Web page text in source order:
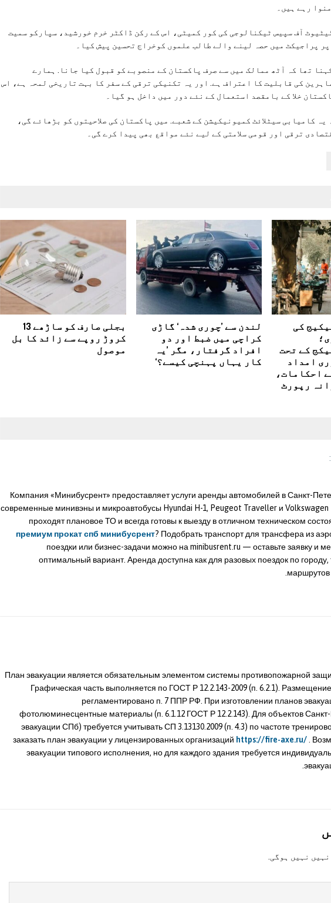
رہے ہیں۔
آف سپیس ٹیکنالوجی کی کور کمیٹی، اس کے رکن ڈاکٹر خرم خورشید، سپارکو سمیت
پراجیکٹ میں حصہ لینے والے طالب علموں کوخراج تحسین پیش کیا۔
تھا کہ آٹھ ممالک میں سے صرف پاکستان کے منصوبے کو قبول کیا جانا. ہمارے
کی قابلیت کا اعتراف ہے. اور یہ تکنیکی ترقی کے سفر کا بہت تاریخی لمحہ ہے، اس
خلا کے بامقصد استعمال کے نئے دور میں داخل ہو گیا۔
یہ کامیابی سیٹلائٹ کمیونیکیشن کے شعبے. میں پاکستان کی صلاحیتوں کو بڑھائے گی،
ترقی اور قومی سلامتی کے لیے نئے مواقع بھی پیدا کرے گی۔
کی
کے تحت
امداد
احکامات،
رپورٹ
لندن سے ’چوری شدہ‘ گاڑی
کراچی میں ضبط اور دو
افراد گرفتار، مگر ’یہ
کار یہاں پہنچی کیسے؟‘
بجلی صارف کو ساڑھے 13
کروڑ روپے سے زائد کا بل
موصول
Компания «Минибусрент» предоставляет услуги аренды автомобилей в Санкт-
современные минивэны и микроавтобусы Hyundai H-1, Peugeot Traveller и
проходят плановое ТО и всегда готовы к выезду в отличном техническом
премиум прокат спб минибусрент? Подобрать транспорт для трансфера из
поездки или бизнес-задачи можно на minibusrent.ru — оставьте заявку и
оптимальный вариант. Аренда доступна как для разовых поездок по городу,
маршрутов
План эвакуации является обязательным элементом системы противопожарной
Графическая часть выполняется по ГОСТ Р 12.2.143-2009 (п. 6.2.1).
регламентировано п. 7 ППР РФ. При изготовлении планов
фотолюминесцентные материалы (п. 6.1.12 ГОСТ Р 12.2.143). Для объектов
эвакуации СПб) требуется учитывать СП 3.13130.2009 (п. 4.3) по частоте
заказать план эвакуации у лицензированных организаций https://fire-axe.ru/ .
эвакуации типового исполнения, но для каждого здания требуется
نہيں ہوگی.